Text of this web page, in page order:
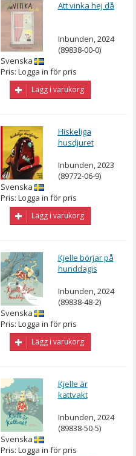
Att vinka hej då
Inbunden, 2024
(89838-00-0)
Svenska
Pris: Logga in för pris
Lägg i varukorg
Hiskeliga
husdjuret
Inbunden, 2023
(89772-06-9)
Svenska
Pris: Logga in för pris
Lägg i varukorg
Kjelle börjar på
hunddagis
Inbunden, 2024
(89838-48-2)
Svenska
Pris: Logga in för pris
Lägg i varukorg
Kjelle är
kattvakt
Inbunden, 2024
(89838-50-5)
Svenska
Pris: Logga in för pris